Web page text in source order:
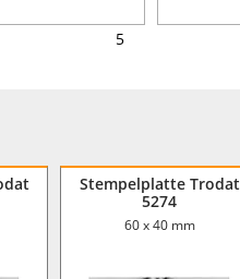
5
Stempelplatte Trodat
5274
60 x 40 mm